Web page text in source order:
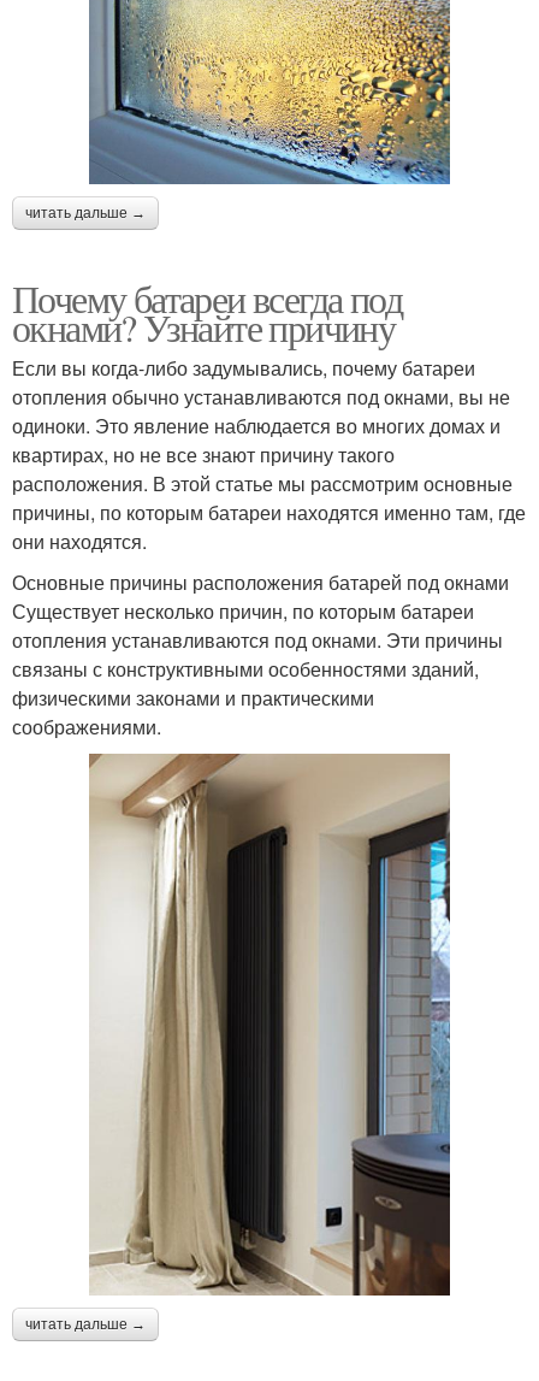
читать дальше →
Почему батареи всегда под
окнами? Узнайте причину
Если вы когда-либо задумывались, почему батареи
отопления обычно устанавливаются под окнами, вы не
одиноки. Это явление наблюдается во многих домах и
квартирах, но не все знают причину такого
расположения. В этой статье мы рассмотрим основные
причины, по которым батареи находятся именно там, где
они находятся.
Основные причины расположения батарей под окнами
Существует несколько причин, по которым батареи
отопления устанавливаются под окнами. Эти причины
связаны с конструктивными особенностями зданий,
физическими законами и практическими
соображениями.
читать дальше →